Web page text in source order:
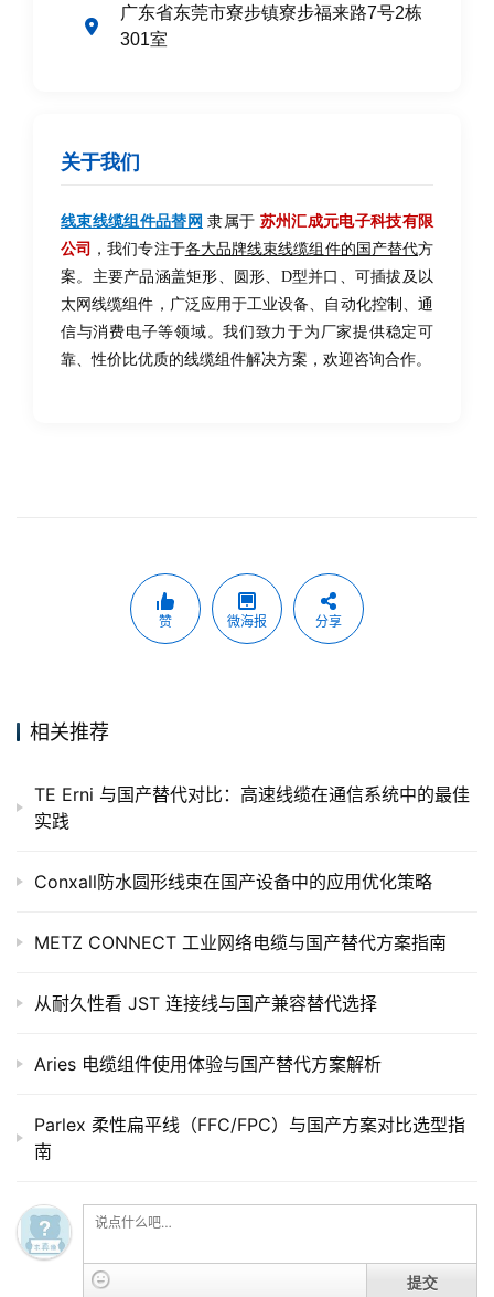
广东省东莞市寮步镇寮步福来路7号2栋
301室
关于我们
线束线缆组件品替网 隶属于 苏州汇成元电子科技有限
公司 ，我们专注于各大品牌线束线缆组件的国产替代方
案。主要产品涵盖矩形、圆形、D型并口、可插拔及以
太网线缆组件，广泛应用于工业设备、自动化控制、通
信与消费电子等领域。我们致力于为厂家提供稳定可
靠、性价比优质的线缆组件解决方案，欢迎咨询合作。
赞 微海报 分享
相关推荐
TE Erni 与国产替代对比：高速线缆在通信系统中的最佳
实践
Conxall防水圆形线束在国产设备中的应用优化策略
METZ CONNECT 工业网络电缆与国产替代方案指南
从耐久性看 JST 连接线与国产兼容替代选择
Aries 电缆组件使用体验与国产替代方案解析
Parlex 柔性扁平线（FFC/FPC）与国产方案对比选型指
南
提交